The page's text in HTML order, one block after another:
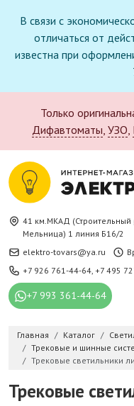
В связи с
отличаться от
известна при
Только
Дифавтоматы, УЗО,
41 км.МКАД (Строительный
Мельница) 1 линия Б16/2
elektro-tovars@ya.ru
+7 926 761-44-64, +7 495
+7 993 361-44-64
Главная Каталог
Трековые и шинные
Трековые светильники
Трековые